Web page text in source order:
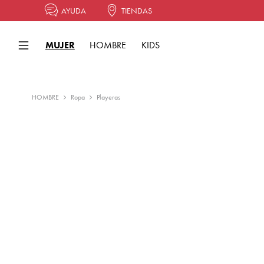
AYUDA TIENDAS
MUJER HOMBRE KIDS
HOMBRE Ropa Playeras